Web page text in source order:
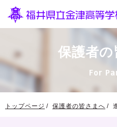
保護者
For
トップページ 保護者の皆さまへ